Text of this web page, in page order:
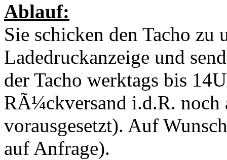
Ablauf:
Sie schicken den Tacho zu
Ladedruckanzeige und
der Tacho werktags bis
RÃ¼ckversand i.d.R. noch
vorausgesetzt). Auf
auf Anfrage).